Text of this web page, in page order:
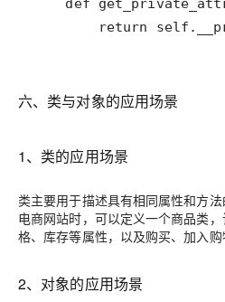
return
六、类与对象的应用场景
1、类的应用场景
类主要用于描述具有相同属性和方
电商网站时，可以定义一个商品类
格、库存等属性，以及购买、加入购
2、对象的应用场景